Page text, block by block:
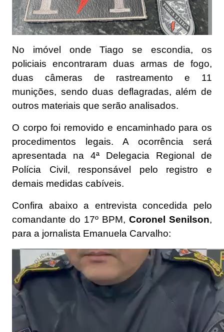
No imóvel onde Tiago se escondia, os
policiais encontraram duas armas de fogo,
duas câmeras de rastreamento e 11
munições, sendo duas deflagradas, além de
outros materiais que serão analisados.
O corpo foi removido e encaminhado para os
procedimentos legais. A ocorrência será
apresentada na 4ª Delegacia Regional de
Polícia Civil, responsável pelo registro e
demais medidas cabíveis.
Confira abaixo a entrevista concedida pelo
comandante do 17º BPM, Coronel Senilson,
para a jornalista Emanuela Carvalho: